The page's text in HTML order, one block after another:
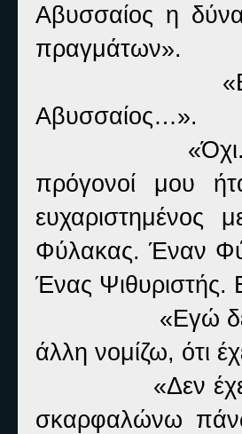
Αβυσσαίος η
πραγμάτων».
Αβυσσαίος…».
πρόγονοί μου
Φύλακας. Έναν
Ένας
«Εγώ
άλλη νομίζω, ότι
«Δεν
σκαρφαλώνω